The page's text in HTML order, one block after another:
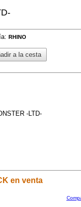
RHINO
a la cesta
-LTD-
en venta